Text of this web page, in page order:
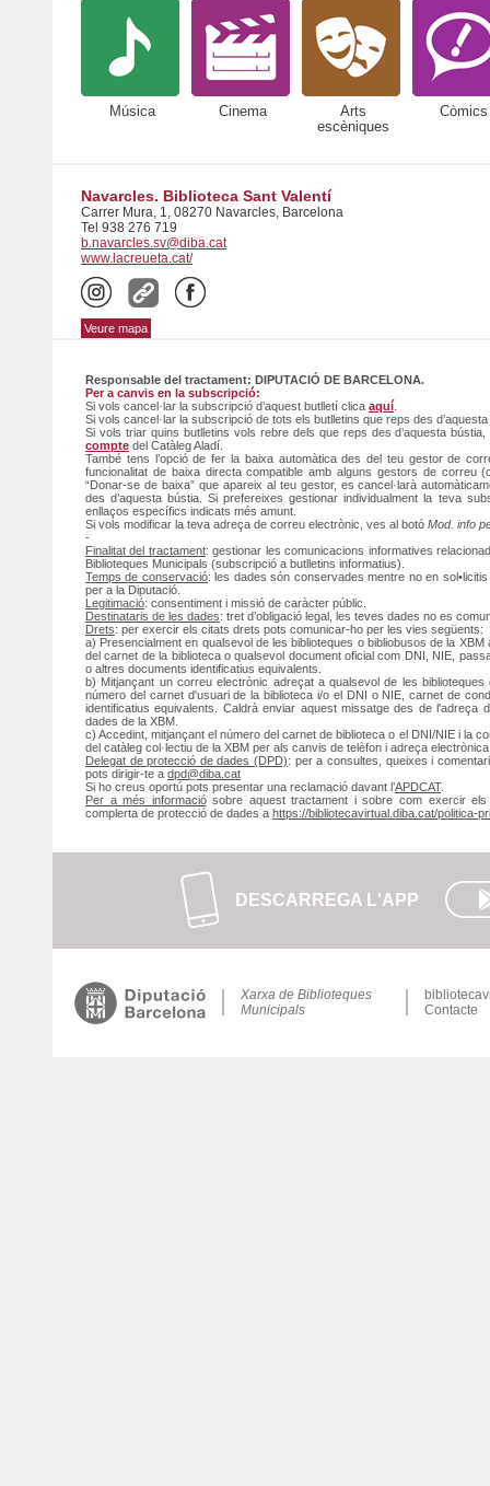
Música Cinema
Arts
escèniques
Còmics
Navarcles. Biblioteca Sant Valentí
Carrer Mura, 1, 08270 Navarcles, Barcelona
Tel 938 276 719
b.navarcles.sv@diba.cat
www.lacreueta.cat/
Veure mapa
Responsable del tractament: DIPUTACIÓ DE BARCELONA.
Per a canvis en la subscripció:
Si vols cancel·lar la subscripció d’aquest butlletí clica aquí
Si vols cancel·lar la subscripció de tots els butlletins que reps des
Si vols triar quins butlletins vols rebre dels que reps des d’aquesta
compte del Catàleg Aladí.
També tens l’opció de fer la baixa automàtica des del teu gestor de
funcionalitat de baixa directa compatible amb alguns gestors de correu
“Donar-se de baixa” que apareix al teu gestor, es cancel·larà
des d’aquesta bústia. Si prefereixes gestionar individualment la teva
enllaços específics indicats més amunt.
Si vols modificar la teva adreça de correu electrònic, ves al botó Mod. info
-
Finalitat del tractament: gestionar les comunicacions informatives
Biblioteques Municipals (subscripció a butlletins informatius).
Temps de conservació: les dades són conservades mentre no en
per a la Diputació.
Legitimació: consentiment i missió de caràcter públic.
Destinataris de les dades: tret d’obligació legal, les teves dades no es
Drets: per exercir els citats drets pots comunicar-ho per les vies següents:
a) Presencialment en qualsevol de les biblioteques o bibliobusos de la
del carnet de la biblioteca o qualsevol document oficial com DNI, NIE,
o altres documents identificatius equivalents.
b) Mitjançant un correu electrònic adreçat a qualsevol de les
número del carnet d'usuari de la biblioteca i/o el DNI o NIE, carnet de
identificatius equivalents. Caldrà enviar aquest missatge des de
dades de la XBM.
c) Accedint, mitjançant el número del carnet de biblioteca o el DNI/NIE i la
del catàleg col·lectiu de la XBM per als canvis de telèfon i adreça
Delegat de protecció de dades (DPD): per a consultes, queixes i
pots dirigir-te a dpd@diba.cat
Si ho creus oportú pots presentar una reclamació davant l’APDCAT.
Per a més informaciósobre aquest tractament i sobre com exercir
complerta de protecció de dades a https://bibliotecavirtual.diba.cat/politica-
DESCARREGA L'APP
Xarxa de Biblioteques
Municipals
Contacte